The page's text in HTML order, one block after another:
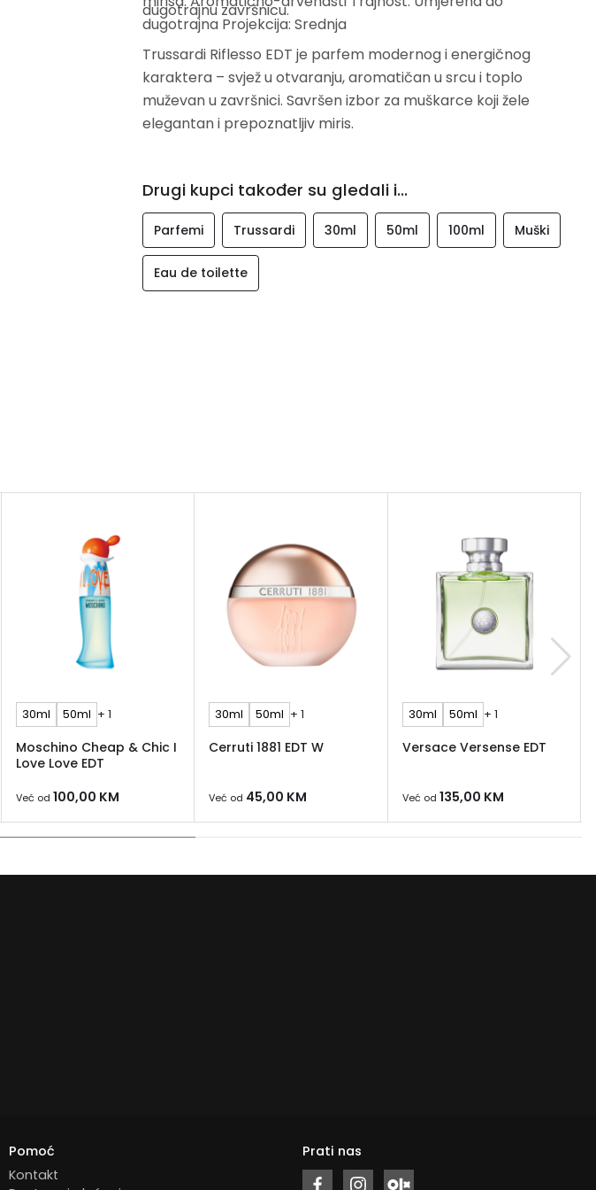
dugotrajnu završnicu.
dugotrajna Projekcija: Srednja
Trussardi Riflesso EDT je parfem modernog i energičnog
karaktera – svjež u otvaranju, aromatičan u srcu i toplo
muževan u završnici. Savršen izbor za muškarce koji žele
elegantan i prepoznatljiv miris.
Drugi kupci također su gledali i...
Parfemi Trussardi 30ml 50ml 100ml Muški
Eau de toilette
30ml 50ml + 1
Moschino Cheap & Chic I
Love Love EDT
Već od 100,00 KM
30ml 50ml + 1
Cerruti 1881 EDT W
Već od 45,00 KM
30ml 50ml + 1
Versace Versense EDT
Već od 135,00 KM
Pomoć
Kontakt
Prati nas